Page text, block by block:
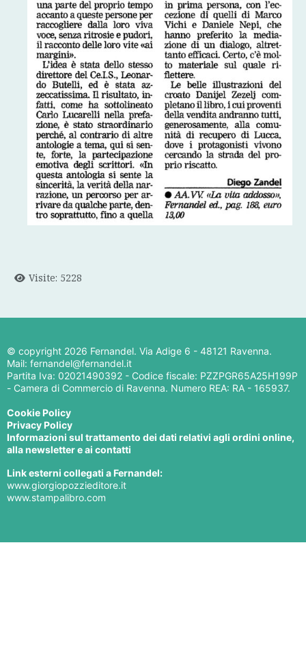
Visite: 5228
© copyright 2026 Fernandel. Via Adige 6 - 48121 Ravenna.
Mail: fernandel@fernandel.it
Partita Iva: 02021490392 - Codice fiscale: PZZPGR65A25H199P
- Camera di Commercio di Ravenna. Numero REA: RA - 165937.
Cookie Policy
Privacy Policy
Informazioni sul trattamento dei dati relativi agli ordini online,
alla newsletter e ai contatti
Link esterni collegati a Fernandel:
www.giorgiopozzieditore.it
www.stampalibro.com